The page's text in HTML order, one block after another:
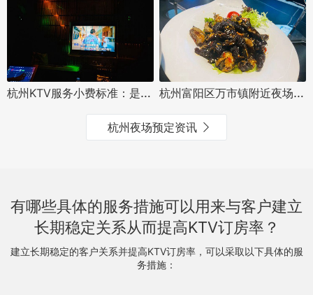
杭州KTV服务小费标准：是否给少了？消费者视角解析 杭州富阳区万市镇附近夜场招聘酒水促销员,招聘信息靠谱吗？
杭州夜场预定资讯
有哪些具体的服务措施可以用来与客户建立
长期稳定关系从而提高KTV订房率？
建立长期稳定的客户关系并提高KTV订房率，可以采取以下具体的服
务措施：